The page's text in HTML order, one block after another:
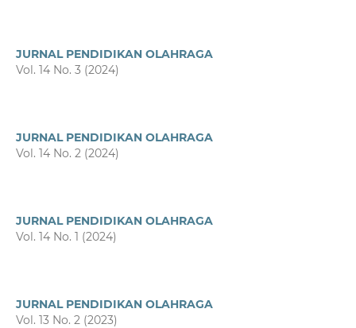
JURNAL PENDIDIKAN OLAHRAGA
Vol. 14 No. 3 (2024)
JURNAL PENDIDIKAN OLAHRAGA
Vol. 14 No. 2 (2024)
JURNAL PENDIDIKAN OLAHRAGA
Vol. 14 No. 1 (2024)
JURNAL PENDIDIKAN OLAHRAGA
Vol. 13 No. 2 (2023)